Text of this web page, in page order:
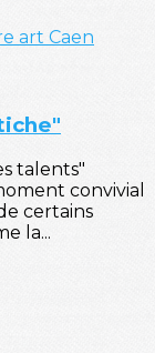
art Caen
talents"
convivial
certains
la...